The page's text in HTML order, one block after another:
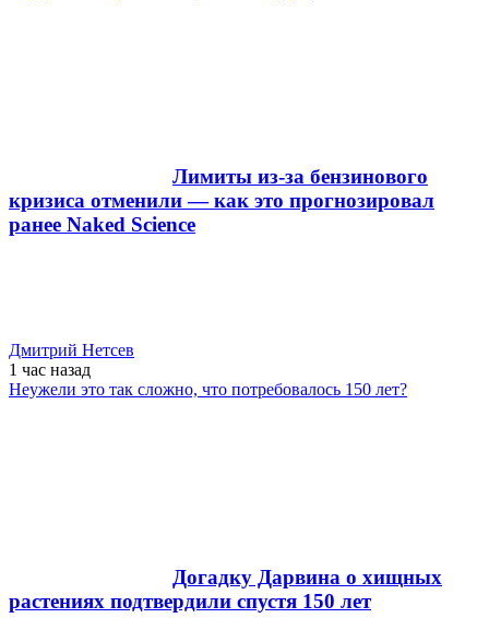
Лимиты из-за бензинового
кризиса отменили — как это прогнозировал
ранее Naked Science
Дмитрий Нетсев
1 час назад
Неужели это так сложно, что потребовалось 150 лет?
Догадку Дарвина о хищных
растениях подтвердили спустя 150 лет